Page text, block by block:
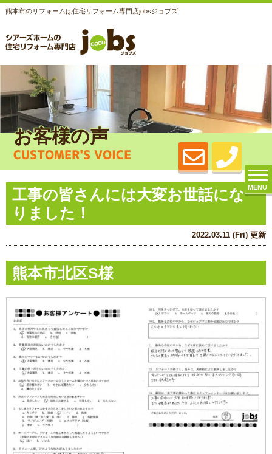
熊本市のリフォームは住宅リフォーム専門店jobsジョブズ
MENU
お客様の声
CUSTOMER'S VOICE
工事の皆さんには大変お世話にな
りました！
2022.03.11 (Fri) 更新
熊本市北区S様